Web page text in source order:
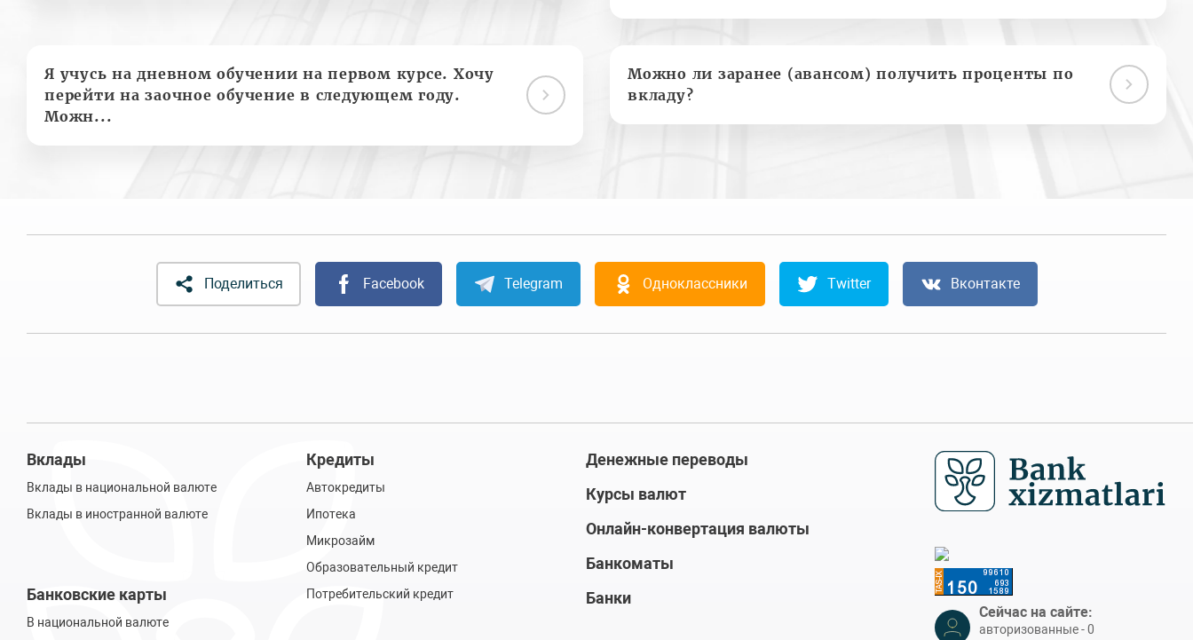
Я учусь на дневном обучении на первом курсе. Хочу
перейти на заочное обучение в следующем году.
Можн...
Можно ли заранее (авансом) получить проценты по
вкладу?
Поделиться Facebook Telegram Одноклассники Twitter Вконтакте
Вклады
Вклады в национальной валюте
Вклады в иностранной валюте
Банковские карты
В национальной валюте
Кредиты
Автокредиты
Ипотека
Микрозайм
Образовательный кредит
Потребительский кредит
Денежные переводы
Курсы валют
Онлайн-конвертация валюты
Банкоматы
Банки
Сейчас на сайте:
авторизованные - 0